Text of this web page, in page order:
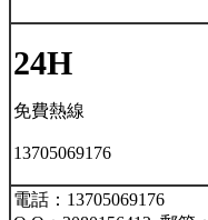
24H
免費熱線
13705069176
電話：13705069176